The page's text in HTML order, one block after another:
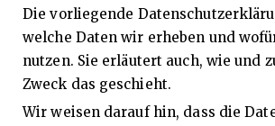
Die vorliegende
welche Daten wir erheben und
nutzen. Sie erläutert auch, wie und
Zweck das geschieht.
Wir weisen darauf hin, dass die